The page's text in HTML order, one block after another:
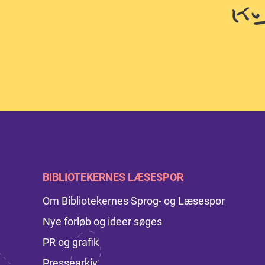
BIBLIOTEKERNES LÆSESPOR
Om Bibliotekernes Sprog- og Læsespor
Nye forløb og ideer søges
PR og grafik